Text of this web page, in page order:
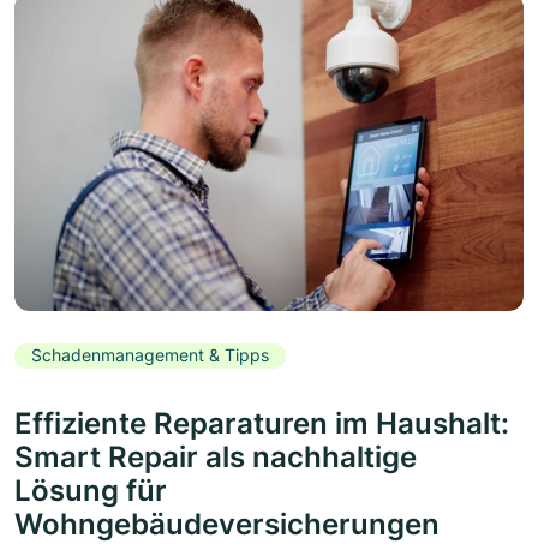
Schadenmanagement & Tipps
Effiziente Reparaturen im Haushalt:
Smart Repair als nachhaltige
Lösung für
Wohngebäudeversicherungen